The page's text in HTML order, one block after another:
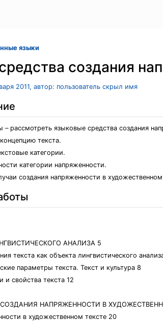
языки
создания
2011, автор: пользователь скрыл имя
– рассмотреть языковые средства создания
текста.
категории.
категории напряженности.
создания напряженности в
АНАЛИЗА 5
текста как объекта лингвистического
параметры текста. Текст и культура 8
и свойства текста 12
НАПРЯЖЕННОСТИ В
в художественном тексте 20